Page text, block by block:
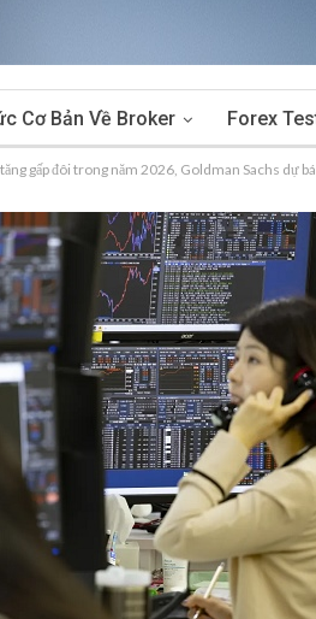
Cơ Bản Về Broker Forex
gấp đôi trong năm 2026, Goldman Sachs dự